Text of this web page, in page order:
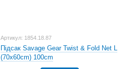
Артикул: 1854.18.87
Підсак Savage Gear Twist & Fold Net L
(70x60cm) 100cm